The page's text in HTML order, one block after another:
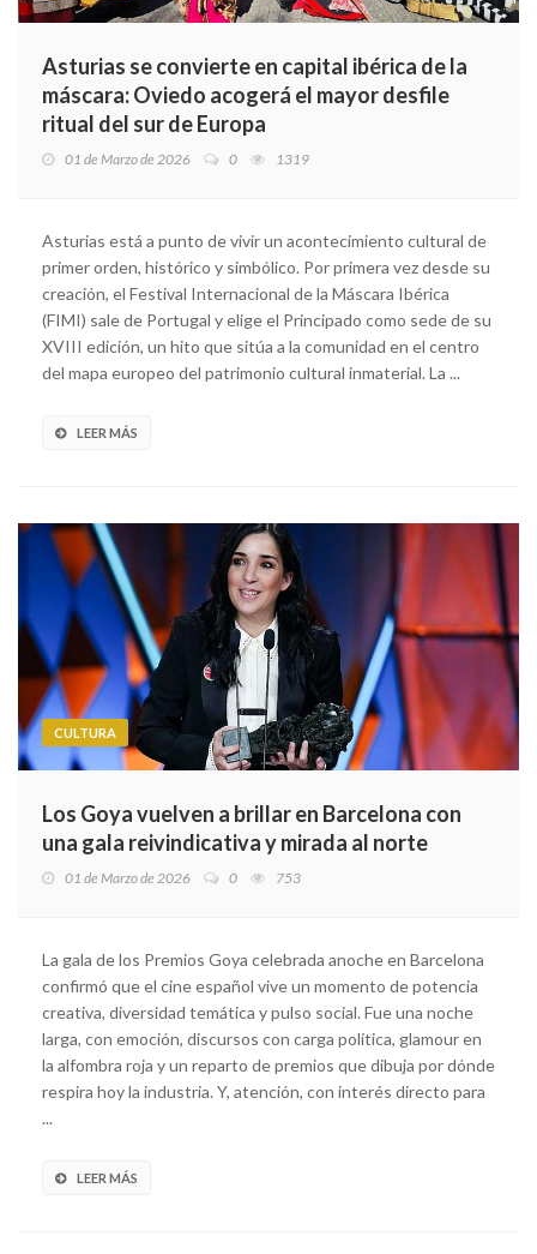
Asturias se convierte en capital ibérica de la
máscara: Oviedo acogerá el mayor desfile
ritual del sur de Europa
01 de Marzo de 2026 0 1319
Asturias está a punto de vivir un acontecimiento cultural de
primer orden, histórico y simbólico. Por primera vez desde su
creación, el Festival Internacional de la Máscara Ibérica
(FIMI) sale de Portugal y elige el Principado como sede de su
XVIII edición, un hito que sitúa a la comunidad en el centro
del mapa europeo del patrimonio cultural inmaterial. La ...
LEER MÁS
CULTURA
Los Goya vuelven a brillar en Barcelona con
una gala reivindicativa y mirada al norte
01 de Marzo de 2026 0 753
La gala de los Premios Goya celebrada anoche en Barcelona
confirmó que el cine español vive un momento de potencia
creativa, diversidad temática y pulso social. Fue una noche
larga, con emoción, discursos con carga política, glamour en
la alfombra roja y un reparto de premios que dibuja por dónde
respira hoy la industria. Y, atención, con interés directo para
...
LEER MÁS